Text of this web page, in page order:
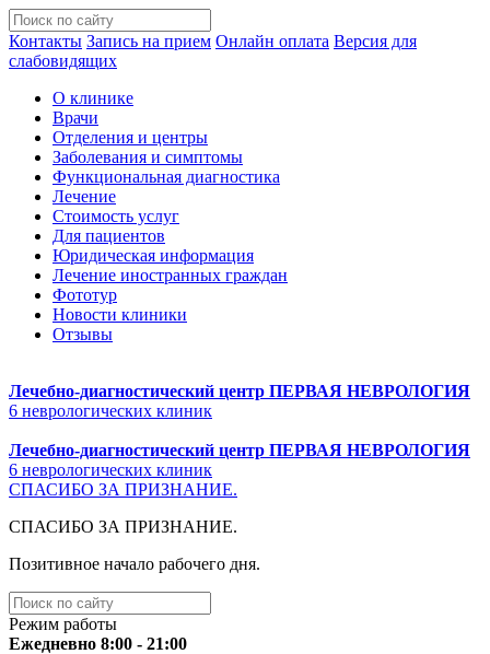
Контакты Запись на прием Онлайн оплата Версия для
слабовидящих
О клинике
Врачи
Отделения и центры
Заболевания и симптомы
Функциональная диагностика
Лечение
Стоимость услуг
Для пациентов
Юридическая информация
Лечение иностранных граждан
Фототур
Новости клиники
Отзывы
Лечебно-диагностический центр ПЕРВАЯ НЕВРОЛОГИЯ
6 неврологических клиник
Лечебно-диагностический центр ПЕРВАЯ НЕВРОЛОГИЯ
6 неврологических клиник
СПАСИБО ЗА ПРИЗНАНИЕ.
СПАСИБО ЗА ПРИЗНАНИЕ.
Позитивное начало рабочего дня.
Режим работы
Ежедневно 8:00 - 21:00